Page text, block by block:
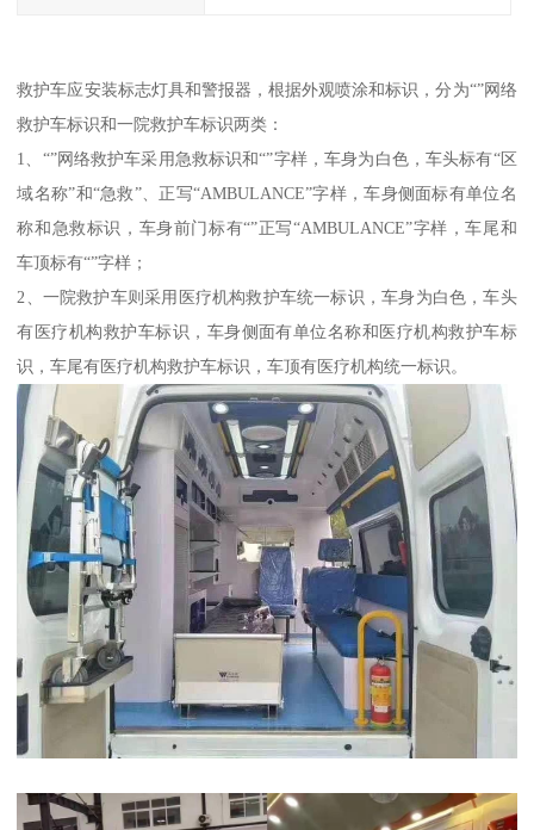
救护车应安装标志灯具和警报器，根据外观喷涂和标识，分为“”网络
救护车标识和一院救护车标识两类：
1、“”网络救护车采用急救标识和“”字样，车身为白色，车头标有“区
域名称”和“急救”、正写“AMBULANCE”字样，车身侧面标有单位名
称和急救标识，车身前门标有“”正写“AMBULANCE”字样，车尾和
车顶标有“”字样；
2、一院救护车则采用医疗机构救护车统一标识，车身为白色，车头
有医疗机构救护车标识，车身侧面有单位名称和医疗机构救护车标
识，车尾有医疗机构救护车标识，车顶有医疗机构统一标识。